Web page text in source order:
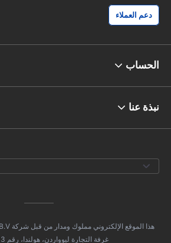
دعم العملاء
الحساب
نبذة عنا
غرفة التجارة ليوواردن، هولندا، رقم 01104443